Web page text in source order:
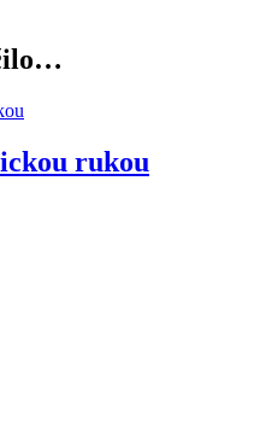
rukou